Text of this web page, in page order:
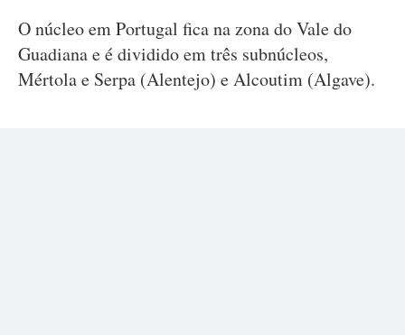
O núcleo em Portugal fica na zona do Vale do
Guadiana e é dividido em três subnúcleos,
Mértola e Serpa (Alentejo) e Alcoutim (Algave).